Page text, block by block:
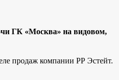
ГК «Москва» на видовом,
продаж компании РР Эстейт.